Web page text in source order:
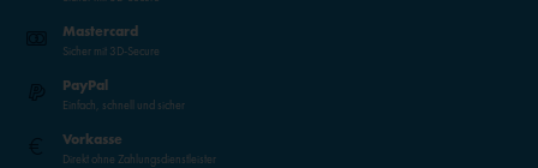
Mastercard
Sicher mit 3D-Secure
PayPal
Einfach, schnell und sicher
Vorkasse
Direkt ohne Zahlungsdienstleister